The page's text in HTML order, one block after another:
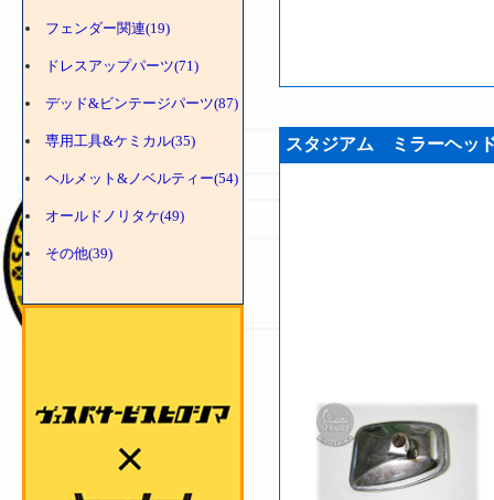
フェンダー関連(19)
ドレスアップパーツ(71)
デッド&ビンテージパーツ(87)
専用工具&ケミカル(35)
ヘルメット&ノベルティー(54)
オールドノリタケ(49)
その他(39)
スタジアム ミラーヘッ